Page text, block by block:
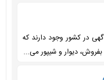
در کشور وجود دارند که
دیوار و شیپور می...